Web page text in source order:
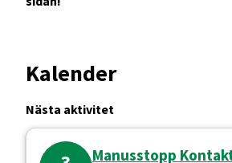
Kalender
Nästa aktivitet
Manusstopp